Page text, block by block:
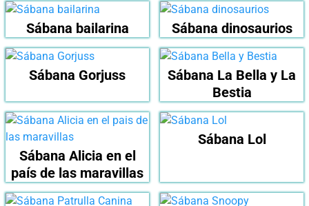
Sábana bailarina Sábana dinosaurios
Sábana Gorjuss
Sábana La Bella y La
Bestia
Sábana Alicia en el
país de las maravillas
Sábana Lol